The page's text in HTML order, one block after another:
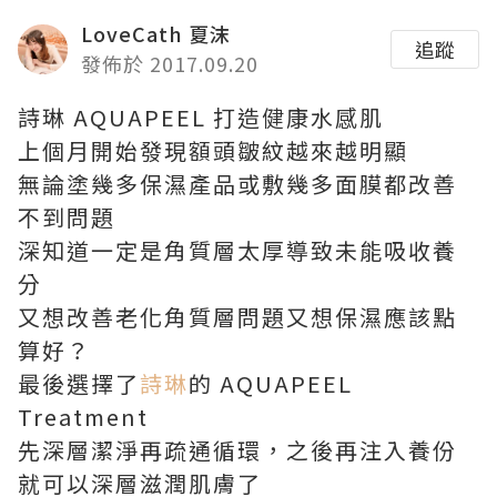
LoveCath 夏沫
發佈於 2017.09.20
追蹤
詩琳 AQUAPEEL 打造健康水感肌
上個月開始發現額頭皺紋越來越明顯
無論塗幾多保濕產品或敷幾多面膜都改善
不到問題
深知道一定是角質層太厚導致未能吸收養
分
又想改善老化角質層問題又想保濕應該點
算好？
最後選擇了詩琳的 AQUAPEEL
Treatment
先深層潔淨再疏通循環，之後再注入養份
就可以深層滋潤肌膚了